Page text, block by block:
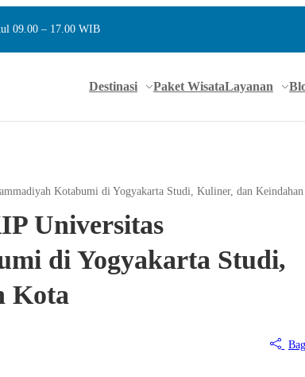
09.00 – 17.00 WIB
Destinasi Paket WisataLayanan
Kotabumi di Yogyakarta Studi, Kuliner, dan Keindahan
Universitas
di Yogyakarta Studi,
Kota